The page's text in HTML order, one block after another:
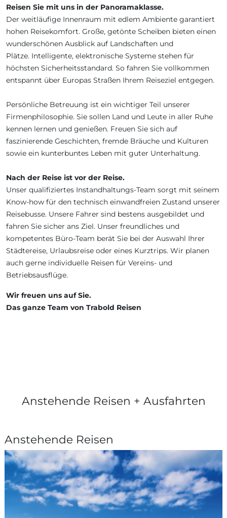
Reisen Sie mit uns in der Panoramaklasse.
Der weitläufige Innenraum mit edlem Ambiente garantiert
hohen Reisekomfort. Große, getönte Scheiben bieten einen
wunderschönen Ausblick auf Landschaften und
Plätze. Intelligente, elektronische Systeme stehen für
höchsten Sicherheitsstandard. So fahren Sie vollkommen
entspannt über Europas Straßen Ihrem Reiseziel entgegen.
Persönliche Betreuung ist ein wichtiger Teil unserer
Firmenphilosophie. Sie sollen Land und Leute in aller Ruhe
kennen lernen und genießen. Freuen Sie sich auf
faszinierende Geschichten, fremde Bräuche und Kulturen
sowie ein kunterbuntes Leben mit guter Unterhaltung.
Nach der Reise ist vor der Reise.
Unser qualifiziertes Instandhaltungs-Team sorgt mit seinem
Know-how für den technisch einwandfreien Zustand unserer
Reisebusse. Unsere Fahrer sind bestens ausgebildet und
fahren Sie sicher ans Ziel. Unser freundliches und
kompetentes Büro-Team berät Sie bei der Auswahl Ihrer
Städtereise, Urlaubsreise oder eines Kurztrips. Wir planen
auch gerne individuelle Reisen für Vereins- und
Betriebsausflüge.
Wir freuen uns auf Sie.
Das ganze Team von Trabold Reisen
Anstehende Reisen + Ausfahrten
Anstehende Reisen